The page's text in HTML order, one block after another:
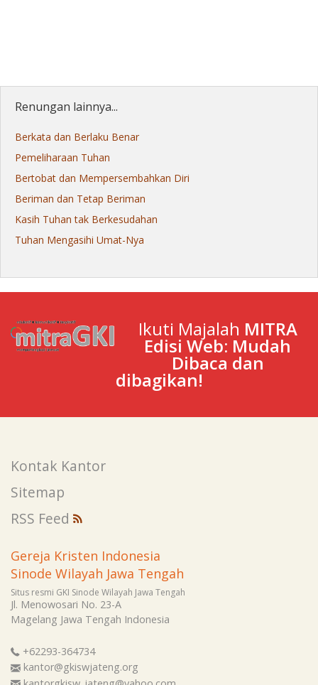
Renungan lainnya...
Berkata dan Berlaku Benar
Pemeliharaan Tuhan
Bertobat dan Mempersembahkan Diri
Beriman dan Tetap Beriman
Kasih Tuhan tak Berkesudahan
Tuhan Mengasihi Umat-Nya
Ikuti Majalah MITRA
Edisi Web: Mudah
Dibaca dan
dibagikan!
Kontak Kantor
Sitemap
RSS Feed
Gereja Kristen Indonesia
Sinode Wilayah Jawa Tengah
Situs resmi GKI Sinode Wilayah Jawa Tengah
Jl. Menowosari No. 23-A
Magelang Jawa Tengah Indonesia
+62293-364734
kantor@gkiswjateng.org